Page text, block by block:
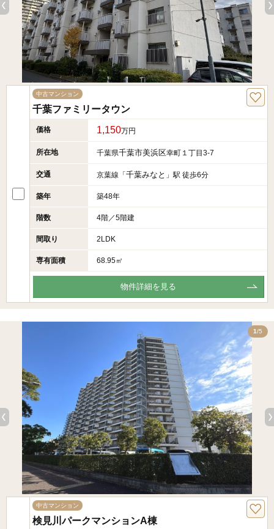
中古マンション
千葉ファミリータウン
価格 1,150万円
所在地 千葉県千葉市美浜区幸町１丁目3-7
交通 京葉線「 千葉みなと 」駅 徒歩6分
築年 築48年
階数 4階／5階建
間取り 2LDK
専有面積 68.95㎡
物件詳細を見る
1/5
中古マンション
検見川パークマンションA棟